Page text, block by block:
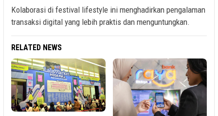
Kolaborasi di festival lifestyle ini menghadirkan pengalaman
transaksi digital yang lebih praktis dan menguntungkan.
RELATED NEWS